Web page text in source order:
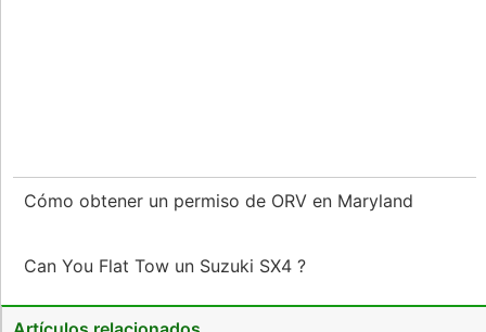
Cómo obtener un permiso de ORV en Maryland
Can You Flat Tow un Suzuki SX4 ?